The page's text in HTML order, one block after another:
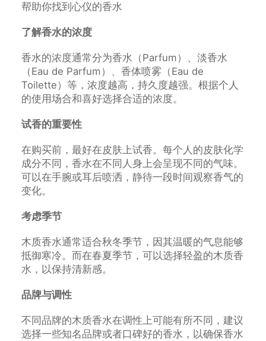
帮助你找到心仪的香水
了解香水的浓度
香水的浓度通常分为香水（Parfum）、淡香水
（Eau de Parfum）、香体喷雾（Eau de
Toilette）等，浓度越高，持久度越强。根据个人
的使用场合和喜好选择合适的浓度。
试香的重要性
在购买前，最好在皮肤上试香。每个人的皮肤化学
成分不同，香水在不同人身上会呈现不同的气味。
可以在手腕或耳后喷洒，静待一段时间观察香气的
变化。
考虑季节
木质香水通常适合秋冬季节，因其温暖的气息能够
抵御寒冷。而在春夏季节，可以选择轻盈的木质香
水，以保持清新感。
品牌与调性
不同品牌的木质香水在调性上可能有所不同，建议
选择一些知名品牌或者口碑好的香水，以确保香水